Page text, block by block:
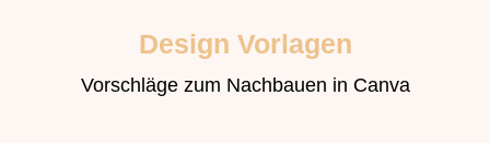
Design Vorlagen
Vorschläge zum Nachbauen in Canva